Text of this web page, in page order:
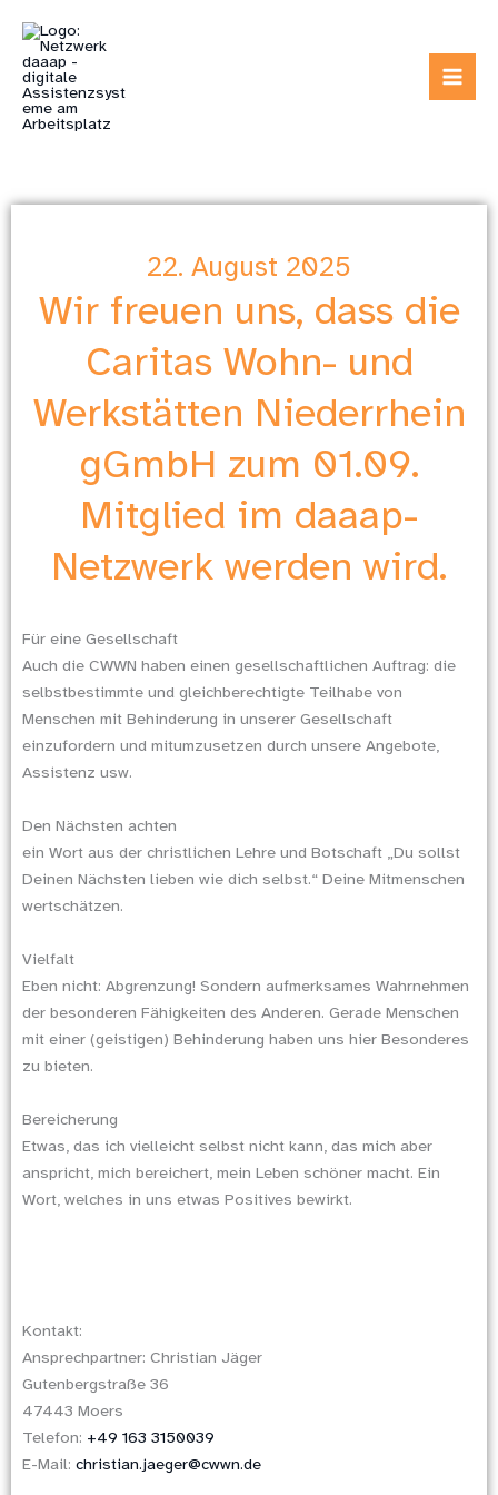
Inhalt
springen
22. August 2025
Wir freuen uns, dass die
Caritas Wohn- und
Werkstätten Niederrhein
gGmbH zum 01.09.
Mitglied im daaap-
Netzwerk werden wird.
Für eine Gesellschaft
Auch die CWWN haben einen gesellschaftlichen Auftrag: die
selbstbestimmte und gleichberechtigte Teilhabe von
Menschen mit Behinderung in unserer Gesellschaft
einzufordern und mitumzusetzen durch unsere Angebote,
Assistenz usw.
Den Nächsten achten
ein Wort aus der christlichen Lehre und Botschaft „Du sollst
Deinen Nächsten lieben wie dich selbst.“ Deine Mitmenschen
wertschätzen.
Vielfalt
Eben nicht: Abgrenzung! Sondern aufmerksames Wahrnehmen
der besonderen Fähigkeiten des Anderen. Gerade Menschen
mit einer (geistigen) Behinderung haben uns hier Besonderes
zu bieten.
Bereicherung
Etwas, das ich vielleicht selbst nicht kann, das mich aber
anspricht, mich bereichert, mein Leben schöner macht. Ein
Wort, welches in uns etwas Positives bewirkt.
Kontakt:
Ansprechpartner: Christian Jäger
Gutenbergstraße 36
47443 Moers
Telefon: +49 163 3150039
E-Mail: christian.jaeger@cwwn.de